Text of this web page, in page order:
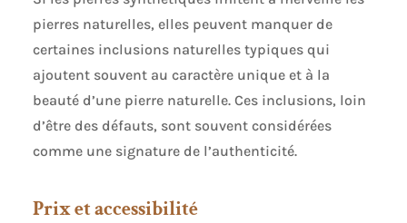
pierres naturelles, elles peuvent manquer de
certaines inclusions naturelles typiques qui
ajoutent souvent au caractère unique et à la
beauté d’une pierre naturelle. Ces inclusions, loin
d’être des défauts, sont souvent considérées
comme une signature de l’authenticité.
Prix et accessibilité